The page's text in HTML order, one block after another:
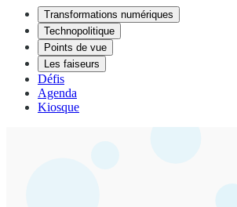
Transformations numériques
Technopolitique
Points de vue
Les faiseurs
Défis
Agenda
Kiosque